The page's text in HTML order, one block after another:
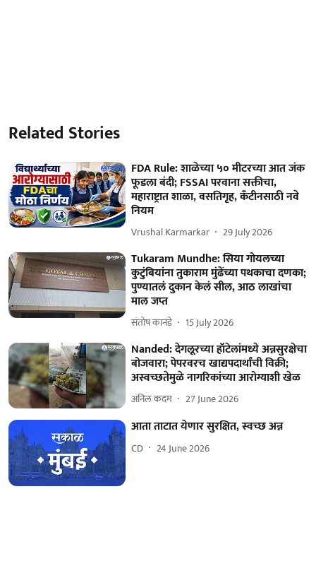
Related Stories
FDA Rule: शाळेच्या ५० मीटरच्या आत जंक
फूडला बंदी; FSSAI परवाना सक्तीचा,
महाराष्ट्रात शाळा, वसतिगृह, कँटीनसाठी नवे
नियम
Vrushal Karmarkar 29 July 2026
Tukaram Mundhe: सिया गोयलच्या
कुटुंबियांना तुकाराम मुंढेंच्या पथकाचा दणका;
पुण्यातलं दुकान केलं सील, आठ लाखांचा
माल जप्त
संतोष कानडे 15 July 2026
Nanded: देगलूरच्या हॉटेलांमध्ये अन्नसुरक्षेचा
बोजवारा; पेपरवरच खाद्यपदार्थांची विक्री;
अस्वच्छतेमुळे नागरिकांच्या आरोग्याशी खेळ
अनिल कदम 27 June 2026
आता ताटात येणार सुरक्षित, स्वच्छ अन्न
CD 24 June 2026